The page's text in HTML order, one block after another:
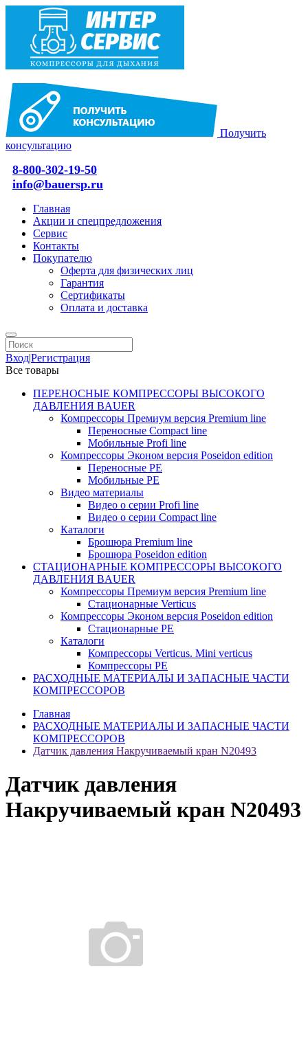
Получить
консультацию
8-800-302-19-50
info@bauersp.ru
Главная
Акции и спецпредложения
Сервис
Контакты
Покупателю
Оферта для физических лиц
Гарантия
Сертификаты
Оплата и доставка
Вход|Регистрация
Все товары
ПЕРЕНОСНЫЕ КОМПРЕССОРЫ ВЫСОКОГО
ДАВЛЕНИЯ BAUER
Компрессоры Премиум версия Premium line
Переносные Compact line
Мобильные Profi line
Компрессоры Эконом версия Poseidon edition
Переносные PE
Мобильные PE
Видео материалы
Видео о серии Profi line
Видео о серии Compact line
Каталоги
Брошюра Premium line
Брошюра Poseidon edition
СТАЦИОНАРНЫЕ КОМПРЕССОРЫ ВЫСОКОГО
ДАВЛЕНИЯ BAUER
Компрессоры Премиум версия Premium line
Стационарные Verticus
Компрессоры Эконом версия Poseidon edition
Стационарные PE
Каталоги
Компрессоры Verticus. Mini verticus
Компрессоры PE
РАСХОДНЫЕ МАТЕРИАЛЫ И ЗАПАСНЫЕ ЧАСТИ
КОМПРЕССОРОВ
Главная
РАСХОДНЫЕ МАТЕРИАЛЫ И ЗАПАСНЫЕ ЧАСТИ
КОМПРЕССОРОВ
Датчик давления Накручиваемый кран N20493
Датчик давления
Накручиваемый кран N20493